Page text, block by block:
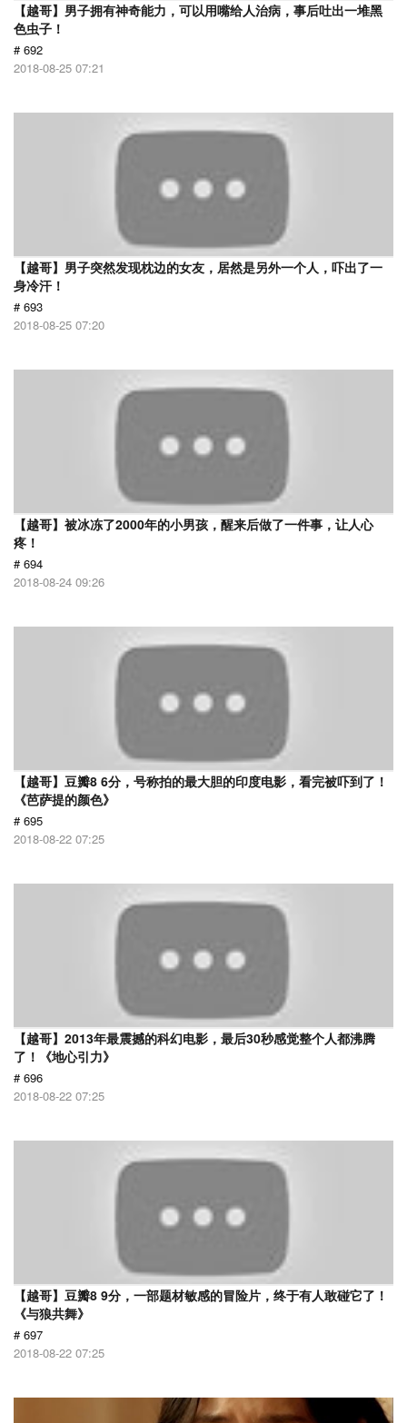
【越哥】男子拥有神奇能力，可以用嘴给人治病，事后吐出一堆黑
色虫子！
# 692
2018-08-25 07:21
【越哥】男子突然发现枕边的女友，居然是另外一个人，吓出了一
身冷汗！
# 693
2018-08-25 07:20
【越哥】被冰冻了2000年的小男孩，醒来后做了一件事，让人心
疼！
# 694
2018-08-24 09:26
【越哥】豆瓣8 6分，号称拍的最大胆的印度电影，看完被吓到了！
《芭萨提的颜色》
# 695
2018-08-22 07:25
【越哥】2013年最震撼的科幻电影，最后30秒感觉整个人都沸腾
了！《地心引力》
# 696
2018-08-22 07:25
【越哥】豆瓣8 9分，一部题材敏感的冒险片，终于有人敢碰它了！
《与狼共舞》
# 697
2018-08-22 07:25